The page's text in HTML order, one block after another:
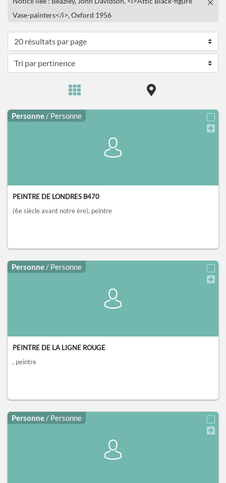
Vase-painters</i>, Oxford 1956
Personne / Personne
PEINTRE DE LONDRES B470
(6e siècle avant notre ère), peintre
Personne / Personne
PEINTRE DE LA LIGNE ROUGE
, peintre
Personne / Personne